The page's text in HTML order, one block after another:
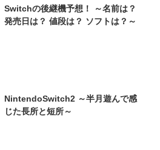
Switchの後継機予想！ ～名前は？
発売日は？ 値段は？ ソフトは？～
NintendoSwitch2 ～半月遊んで感
じた長所と短所～